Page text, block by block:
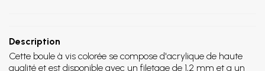
Description
Cette boule à vis colorée se compose d'acrylique de haute
qualité et est disponible avec un filetage de 1,2 mm et a un